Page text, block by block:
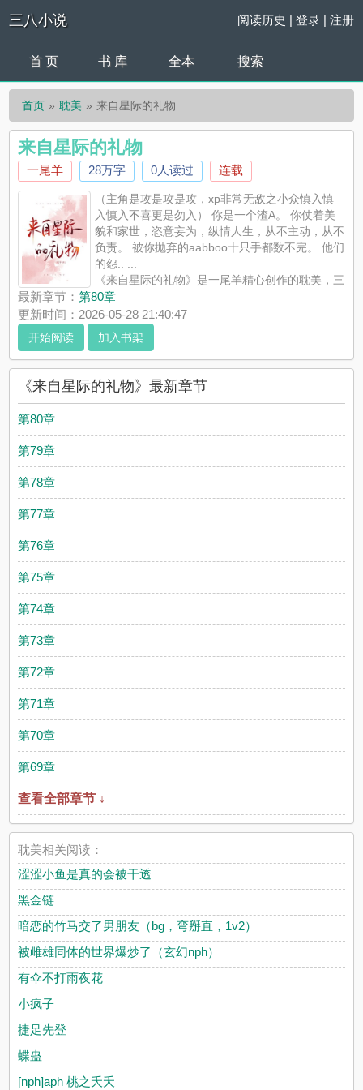
三八小说 阅读历史 | 登录| 注册
首 页 书 库 全本 搜索
首页 耽美 来自星际的礼物
来自星际的礼物
一尾羊 28万字 0人读过 连载
（主角是攻是攻是攻，xp非常无敌之小众慎入慎
入慎入不喜更是勿入） 你是一个渣A。 你仗着美
貌和家世，恣意妄为，纵情人生，从不主动，从不
负责。 被你抛弃的aabboo十只手都数不完。 他们
的怨.. ...
《来自星际的礼物》是一尾羊精心创作的耽美，三
八小说实时更新来自星际的礼物最新章节并且提供无弹窗阅读，
书友所发表的来自星际的礼物评论，并不代表三八小说赞同或者
支持来自星际的礼物读者的观点。
最新章节：第80章
更新时间：2026-05-28 21:40:47
开始阅读 加入书架
《来自星际的礼物》最新章节
第80章
第79章
第78章
第77章
第76章
第75章
第74章
第73章
第72章
第71章
第70章
第69章
查看全部章节 ↓
耽美相关阅读：
涩涩小鱼是真的会被干透
黑金链
暗恋的竹马交了男朋友（bg，弯掰直，1v2）
被雌雄同体的世界爆炒了（玄幻nph）
有伞不打雨夜花
小疯子
捷足先登
蝶蛊
[nph]aph 桃之夭夭